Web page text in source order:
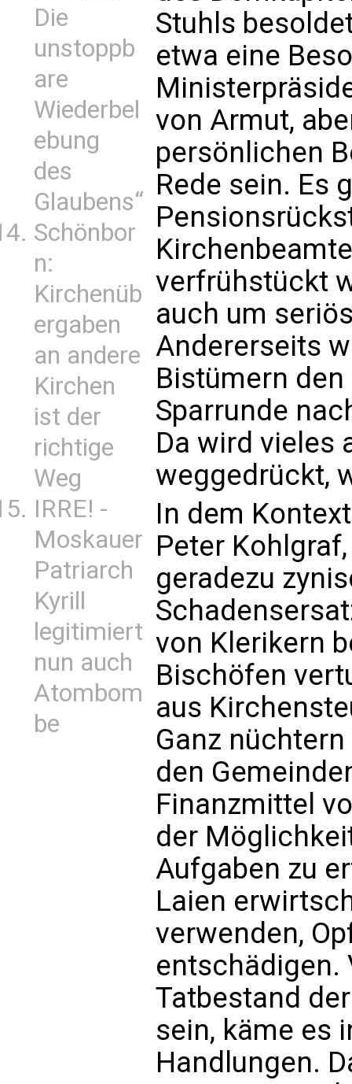
Die
unstoppb
are
Wiederbel
ebung
des
Glaubens“
Schönbor
n:
Kirchenüb
ergaben
an andere
Kirchen
ist der
richtige
Weg
IRRE! -
Moskauer
Patriarch
Kyrill
legitimiert
nun auch
Atombom
be
Stuhls
etwa eine
von Armut,
persönlichen
Rede sein. Es
verfrühstückt
auch um
Andererseits
Bistümern
Sparrunde
Da wird vieles
weggedrückt,
In dem
Peter
geradezu
von Klerikern
Bischöfen
aus
Ganz
den
Finanzmittel
der
Aufgaben zu
Laien
verwenden,
entschädigen.
Tatbestand
sein, käme es
Handlungen.